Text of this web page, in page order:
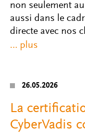
non seulement
aussi dans le
directe avec nos
26.05.2026
La
CyberVadis